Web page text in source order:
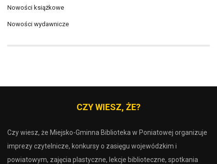
Nowości książkowe
Nowości wydawnicze
CZY WIESZ, ŻE?
Czy wiesz, że Miejsko-Gminna Biblioteka w Poniatowej organizuje
imprezy czytelnicze, konkursy o zasięgu wojewódzkim i
powiatowym, zajęcia plastyczne, lekcje biblioteczne, spotkania